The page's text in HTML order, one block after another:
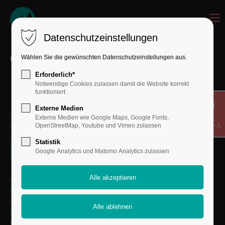
Glossar /// Filmproduktion & Design
Animation
Corporate Design
Corporate Identity
DCP Mastering
Datenschutzeinstellungen
Wählen Sie die gewünschten Datenschutzeinstellungen aus.
Erforderlich*
Notwendige Cookies zulassen damit die Website korrekt
funktioniert
Externe Medien
Externe Medien wie Google Maps, Google Fonts,
OpenStreetMap, Youtube und Vimeo zulassen
Statistik
Google Analytics und Matomo Analytics zulassen
Shift+Alt+A